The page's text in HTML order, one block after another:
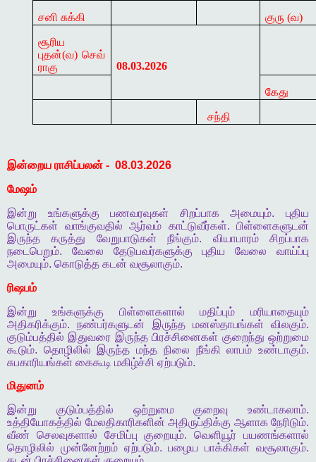
சனி சுக்கி குரு (வ)
சூரிய
புதன்(வ) செவ்
ராகு
08.03.2026
கேது
சந்தி
இன்றைய ராசிப்பலன் - 08.03.2026
மேஷம்
இன்று
உங்களுக்கு பணவரவுகள் சிறப்பாக அமையும்.புதிய
பொருட்கள்
வாங்குவதில் ஆர்வம் காட்டுவீர்கள். பிள்ளைகளுடன்
இருந்த
கருத்து வேறுபாடுகள் நீங்கும். வியாபாரம்
சிறப்பாக
நடைபெறும். வேலை தேடுபவர்களுக்கு புதிய வேலை
வாய்ப்பு
அமையும். கொடுத்த கடன் வசூலாகும்.
ரிஷபம்
இன்று
உங்களுக்கு பிள்ளைகளால் மதிப்பும்
மரியாதையும்
அதிகரிக்கும்.நண்பர்களுடன் இருந்த மனஸ்தாபங்கள் விலகும்.
குடும்பத்தில் இதுவரை இருந்த பிரச்சினைகள் குறைந்து ஒற்றுமை
கூடும். தொழிலில் இருந்த மந்த நிலை நீங்கி லாபம் உண்டாகும்.
சுபகாரியங்கள் கைகூடி மகிழ்ச்சி ஏற்படும்.
மிதுனம்
இன்று
குடும்பத்தில் ஒற்றுமை குறைவு உண்டாகலாம்.
உத்தியோகத்தில் மேலதிகாரிகளின் அதிருப்திக்கு ஆளாக நேரிடும்.
வீண்
செலவுகளால் சேமிப்பு குறையும்.வெளியூர் பயணங்களால்
தொழிலில் முன்னேற்றம் ஏற்படும்.பழைய பாக்கிகள் வசூலாகும்.